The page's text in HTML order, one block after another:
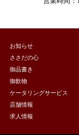
お知らせ
ささだの心
御品書き
御飲物
ケータリングサービス
店舗情報
求人情報